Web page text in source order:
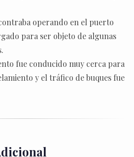
operando en el puerto
para ser objeto de algunas
fue conducido muy cerca para
y el tráfico de buques fue